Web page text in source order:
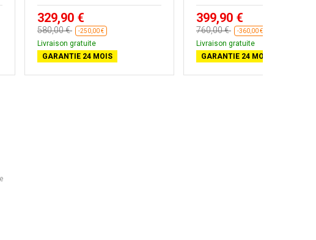
329,90 €
580,00 € -250,00 €
Livraison gratuite
GARANTIE 24 MOIS
399,90 €
760,00 € -360,00 €
Livraison gratuite
GARANTIE 24 MOIS